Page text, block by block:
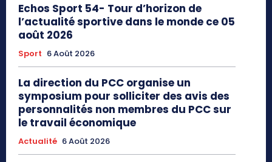
Echos Sport 54- Tour d’horizon de
l’actualité sportive dans le monde ce 05
août 2026
Sport 6 Août 2026
La direction du PCC organise un
symposium pour solliciter des avis des
personnalités non membres du PCC sur
le travail économique
Actualité 6 Août 2026